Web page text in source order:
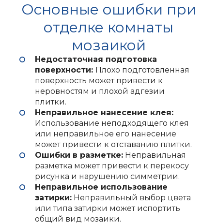
Основные ошибки при
отделке комнаты
мозаикой
Недостаточная подготовка
поверхности: Плохо подготовленная
поверхность может привести к
неровностям и плохой адгезии
плитки.
Неправильное нанесение клея:
Использование неподходящего клея
или неправильное его нанесение
может привести к отставанию плитки.
Ошибки в разметке: Неправильная
разметка может привести к перекосу
рисунка и нарушению симметрии.
Неправильное использование
затирки: Неправильный выбор цвета
или типа затирки может испортить
общий вид мозаики.